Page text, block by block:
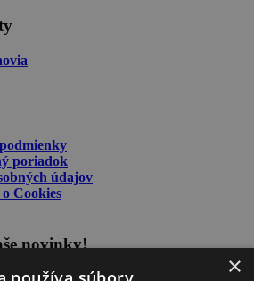
poriadok
údajov
Cookies
novinky!
×